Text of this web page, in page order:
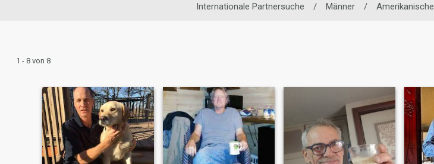
Internationale Partnersuche / Männer / Amerikanische
1 - 8 von 8